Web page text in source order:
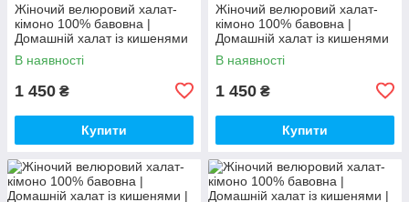
Жіночий велюровий халат-
кімоно 100% бавовна |
Домашній халат із кишенями
| М’який бавовняний халат
В наявності
1 450 ₴
Купити
Жіночий велюровий халат-
кімоно 100% бавовна |
Домашній халат із кишенями
| М’який бавовняний халат
В наявності
1 450 ₴
Купити